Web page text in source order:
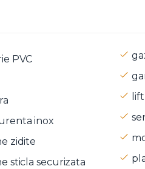
PVC
inox
zidite
sticla securizata
lift
acord cu
prelucrarea datelor cu